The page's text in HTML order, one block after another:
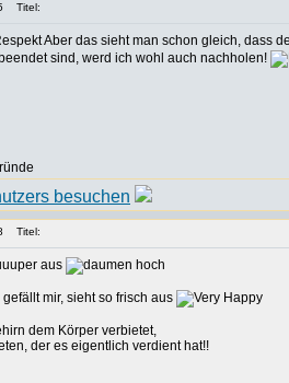
Titel:
Aber das sieht man schon gleich, dass
sind, werd ich wohl auch nachholen!
Titel:
aus
mir, sieht so frisch aus
dem Körper verbietet,
der es eigentlich verdient hat!!